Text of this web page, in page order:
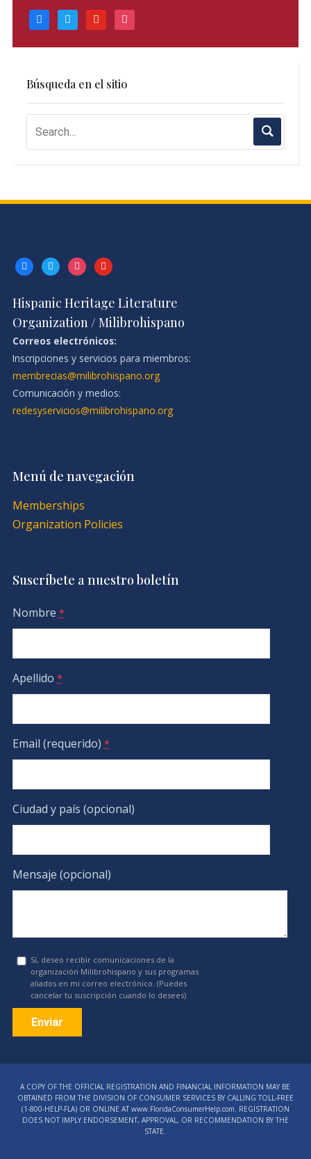
facebooktwitter youtube instagram
Búsqueda en el sitio
facebooktwitterinstagramyoutube
Hispanic Heritage Literature
Organization / Milibrohispano
Correos electrónicos:
Inscripciones y servicios para miembros:
membrecias@milibrohispano.org
Comunicación y medios:
redesyservicios@milibrohispano.org
Menú de navegación
Memberships
Organization Policies
Suscríbete a nuestro boletín
Nombre *
Apellido *
Email (requerido) *
Ciudad y país (opcional)
Mensaje (opcional)
Sí, deseo recibir comunicaciones de la
organización Milibrohispano y sus programas
aliados en mi correo electrónico. (Puedes
cancelar tu suscripción cuando lo desees)
Use.
Please
leave
A COPY OF THE OFFICIAL REGISTRATION AND FINANCIAL INFORMATION MAY BE
OBTAINED FROM THE DIVISION OF CONSUMER SERVICES BY CALLING TOLL-FREE
(1‑800‑HELP‑FLA) OR ONLINE AT www.FloridaConsumerHelp.com. REGISTRATION
DOES NOT IMPLY ENDORSEMENT, APPROVAL, OR RECOMMENDATION BY THE
STATE.